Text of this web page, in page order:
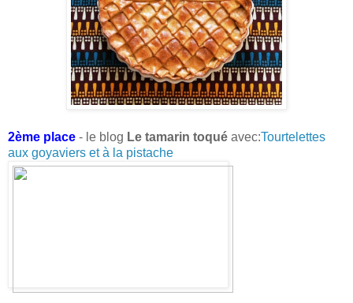
2ème place - le blog Le tamarin toqué avec:Tourtelettes
aux goyaviers et à la pistache